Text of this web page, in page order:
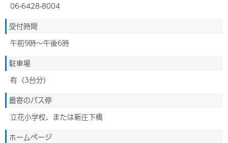
06-6428-8004
受付時間
午前9時～午後6時
駐車場
有（3台分）
最寄のバス停
立花小学校、または新庄下橋
ホームページ